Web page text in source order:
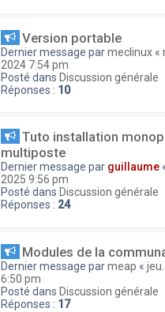
Version portable
Dernier message parmeclinux «
2024 7:54 pm
Posté dans Discussion générale
Réponses : 10
Tuto installation
multiposte
Dernier message par guillaume
2025 9:56 pm
Posté dans Discussion générale
Réponses : 24
Modules de la
Dernier message parmeap «
6:50 pm
Posté dans Discussion générale
Réponses : 17